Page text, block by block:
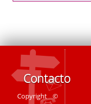
Contacto
Copyright ©